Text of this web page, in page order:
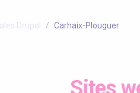
Drupal Carhaix-Plouguer